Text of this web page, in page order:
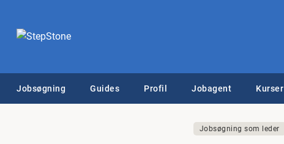
Jobsøgning Guides Profil Jobagent Kurser
Jobsøgning som leder